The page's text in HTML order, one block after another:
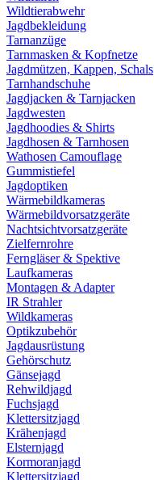
Wildtierabwehr
Jagdbekleidung
Tarnanzüge
Tarnmasken & Kopfnetze
Jagdmützen, Kappen, Schals
Tarnhandschuhe
Jagdjacken & Tarnjacken
Jagdwesten
Jagdhoodies & Shirts
Jagdhosen & Tarnhosen
Wathosen Camouflage
Gummistiefel
Jagdoptiken
Wärmebildkameras
Wärmebildvorsatzgeräte
Nachtsichtvorsatzgeräte
Zielfernrohre
Ferngläser & Spektive
Laufkameras
Montagen & Adapter
IR Strahler
Wildkameras
Optikzubehör
Jagdausrüstung
Gehörschutz
Gänsejagd
Rehwildjagd
Fuchsjagd
Klettersitzjagd
Krähenjagd
Elsternjagd
Kormoranjagd
Klettersitzjagd